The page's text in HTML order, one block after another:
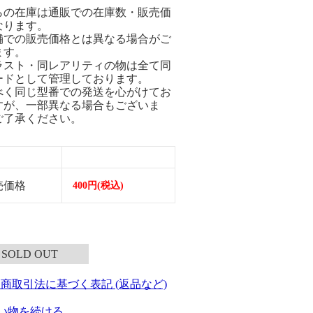
の在庫は通販での在庫数・販売価
ます。
での販売価格とは異なる場合がご
。
スト・同レアリティの物は全て同
として管理しております。
く同じ型番での発送を心がけてお
が、一部異なる場合もございま
承ください。
価格 400円(税込)
SOLD OUT
取引法に基づく表記 (返品など)